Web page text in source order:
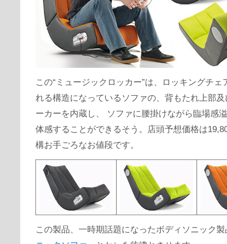
この“ミュージックロッカー”は、ロッキングチェ
れる構造になっているソファの、背もたれ上部
ーカーを内蔵し、 ソファに腰掛けながら臨場感
体感することができるそう。店頭予想価格は
構お手ごろなお値段です。
この製品、一時期話題になったボディソニック